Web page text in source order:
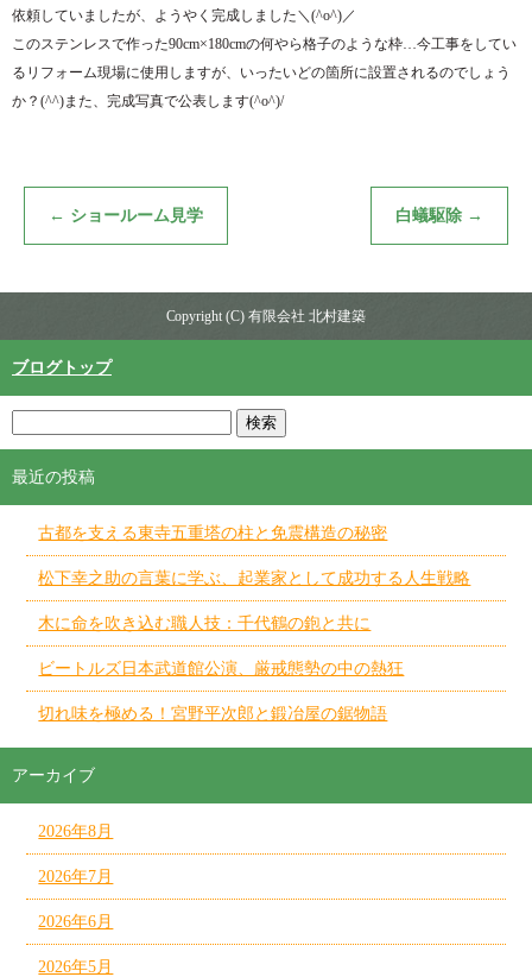
依頼していましたが、ようやく完成しました＼(^o^)／
このステンレスで作った90cm×180cmの何やら格子のような枠…今工事をしてい
るリフォーム現場に使用しますが、いったいどの箇所に設置されるのでしょう
か？(^^)また、完成写真で公表します(^o^)/
← ショールーム見学 白蟻駆除 →
Copyright (C) 有限会社 北村建築
ブログトップ
最近の投稿
古都を支える東寺五重塔の柱と免震構造の秘密
松下幸之助の言葉に学ぶ、起業家として成功する人生戦略
木に命を吹き込む職人技：千代鶴の鉋と共に
ビートルズ日本武道館公演、厳戒態勢の中の熱狂
切れ味を極める！宮野平次郎と鍛冶屋の鋸物語
アーカイブ
2026年8月
2026年7月
2026年6月
2026年5月